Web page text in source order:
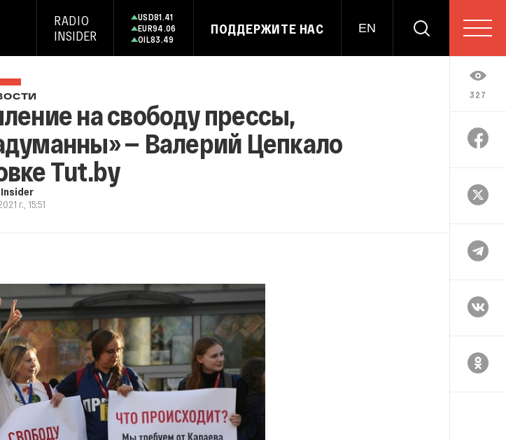
RADIO
INSIDER
USD81.41
EUR94.06
OIL83.49
ПОДДЕРЖИТЕ НАС EN
327
на свободу прессы,
— Валерий Цепкало
Tut.by
г., 15:51